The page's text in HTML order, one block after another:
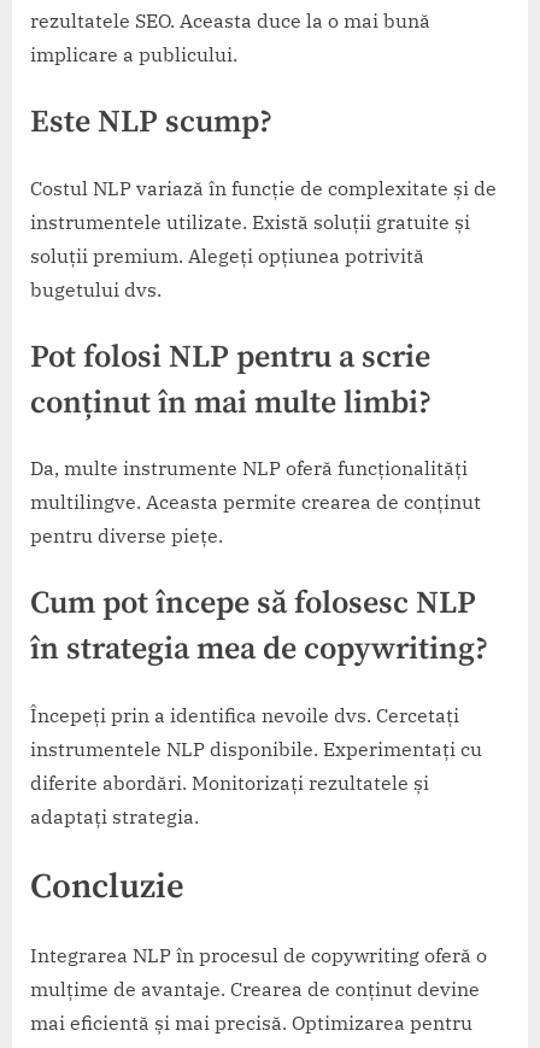
rezultatele SEO. Aceasta duce la o mai bună
implicare a publicului.
Este NLP scump?
Costul NLP variază în funcție de complexitate și de
instrumentele utilizate. Există soluții gratuite și
soluții premium. Alegeți opțiunea potrivită
bugetului dvs.
Pot folosi NLP pentru a scrie
conținut în mai multe limbi?
Da, multe instrumente NLP oferă funcționalități
multilingve. Aceasta permite crearea de conținut
pentru diverse piețe.
Cum pot începe să folosesc NLP
în strategia mea de copywriting?
Începeți prin a identifica nevoile dvs. Cercetați
instrumentele NLP disponibile. Experimentați cu
diferite abordări. Monitorizați rezultatele și
adaptați strategia.
Concluzie
Integrarea NLP în procesul de copywriting oferă o
mulțime de avantaje. Crearea de conținut devine
mai eficientă și mai precisă. Optimizarea pentru